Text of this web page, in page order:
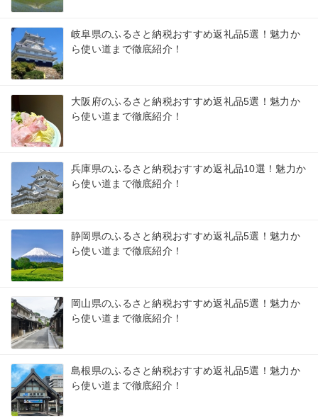
岐阜県のふるさと納税おすすめ返礼品5選！魅力か
ら使い道まで徹底紹介！
大阪府のふるさと納税おすすめ返礼品5選！魅力か
ら使い道まで徹底紹介！
兵庫県のふるさと納税おすすめ返礼品10選！魅力か
ら使い道まで徹底紹介！
静岡県のふるさと納税おすすめ返礼品5選！魅力か
ら使い道まで徹底紹介！
岡山県のふるさと納税おすすめ返礼品5選！魅力か
ら使い道まで徹底紹介！
島根県のふるさと納税おすすめ返礼品5選！魅力か
ら使い道まで徹底紹介！